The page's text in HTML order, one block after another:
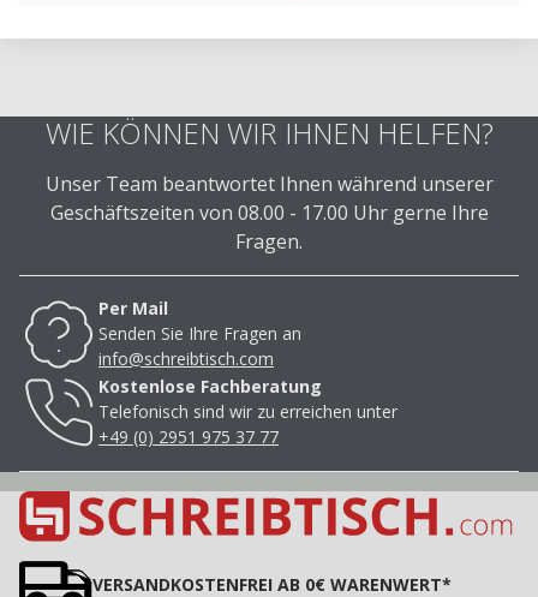
WIE KÖNNEN WIR IHNEN HELFEN?
Unser Team beantwortet Ihnen während unserer
Geschäftszeiten von 08.00 - 17.00 Uhr gerne Ihre
Fragen.
Per Mail
Senden Sie Ihre Fragen an
info@schreibtisch.com
Kostenlose Fachberatung
Telefonisch sind wir zu erreichen unter
+49 (0) 2951 975 37 77
VERSANDKOSTENFREI AB 0€ WARENWERT*